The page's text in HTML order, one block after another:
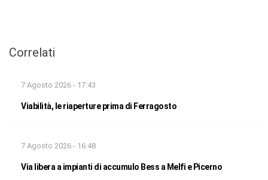
Correlati
7 Agosto 2026 - 17:43
Viabilità, le riaperture prima di Ferragosto
7 Agosto 2026 - 16:48
Via libera a impianti di accumulo Bess a Melfi e Picerno